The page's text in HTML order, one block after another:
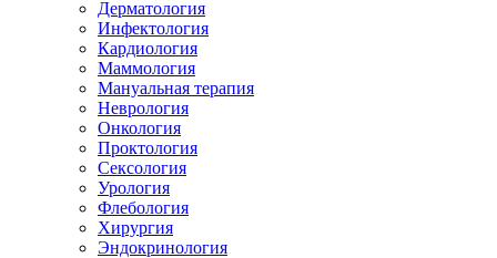
Дерматология
Инфектология
Кардиология
Маммология
Мануальная терапия
Неврология
Онкология
Проктология
Сексология
Урология
Флебология
Хирургия
Эндокринология